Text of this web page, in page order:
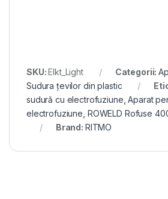
SKU:Elkt_Light Categorii:
Sudura țevilor din plastic
sudură cu electrofuziune ,Aparat
electrofuziune ROWELD Rofuse
Brand: RITMO